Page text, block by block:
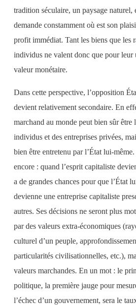
tradition séculaire, un paysage naturel,
demande constamment où est son
profit immédiat. Tant les biens que les
individus ne valent donc que pour
valeur monétaire.
Dans cette perspective, l’opposition
devient relativement secondaire. En
marchand au monde peut bien sûr être
individus et des entreprises privées,
bien être entretenu par l’État lui-
encore : quand l’esprit capitaliste
a de grandes chances pour que l’État
devienne une entreprise capitaliste
autres. Ses décisions ne seront plus
par des valeurs extra-économiques
culturel d’un peuple,
particularités civilisationnelles, etc.),
valeurs marchandes. En un mot : le
politique, la première jauge pour
l’échec d’un gouvernement, sera le